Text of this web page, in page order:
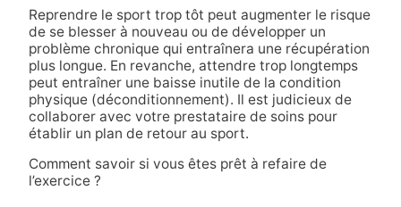
Reprendre le sport trop tôt peut augmenter le risque
de se blesser à nouveau ou de développer un
problème chronique qui entraînera une récupération
plus longue. En revanche, attendre trop longtemps
peut entraîner une baisse inutile de la condition
physique (déconditionnement). Il est judicieux de
collaborer avec votre prestataire de soins pour
établir un plan de retour au sport.
Comment savoir si vous êtes prêt à refaire de
l’exercice ?